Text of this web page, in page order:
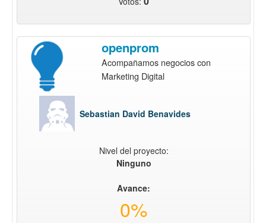
openprom
Acompañamos negocios con
Marketing Digital
Sebastian David Benavides
Nivel del proyecto:
Ninguno
Avance:
0%